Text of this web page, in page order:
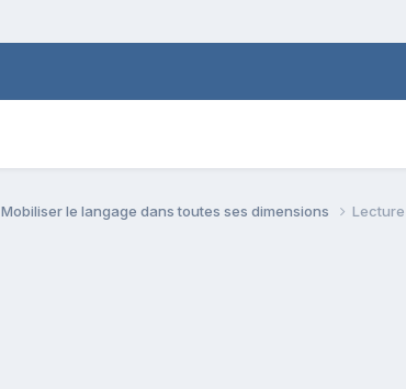
Mobiliser le langage dans toutes ses dimensions Lecture